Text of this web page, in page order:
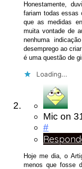
Honestamente,
fariam todas essas
que as medidas
muita vontade de
nenhuma
desemprego ao
é uma questão de
Loading...
Mic on
#
Hoje me dia, o
menos que fosse